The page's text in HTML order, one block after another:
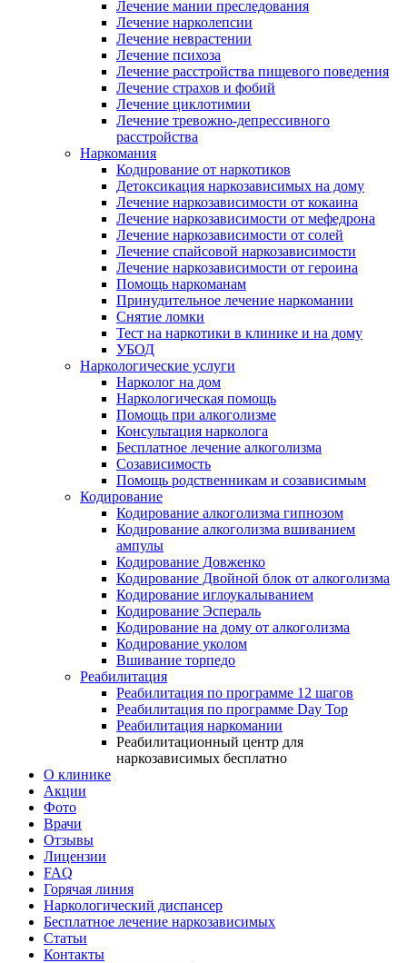
Лечение мании преследования
Лечение нарколепсии
Лечение неврастении
Лечение психоза
Лечение расстройства пищевого поведения
Лечение страхов и фобий
Лечение циклотимии
Лечение тревожно-депрессивного
расстройства
Наркомания
Кодирование от наркотиков
Детоксикация наркозависимых на дому
Лечение наркозависимости от кокаина
Лечение наркозависимости от мефедрона
Лечение наркозависимости от солей
Лечение спайсовой наркозависимости
Лечение наркозависимости от героина
Помощь наркоманам
Принудительное лечение наркомании
Снятие ломки
Тест на наркотики в клинике и на дому
УБОД
Наркологические услуги
Нарколог на дом
Наркологическая помощь
Помощь при алкоголизме
Консультация нарколога
Бесплатное лечение алкоголизма
Созависимость
Помощь родственникам и созависимым
Кодирование
Кодирование алкоголизма гипнозом
Кодирование алкоголизма вшиванием
ампулы
Кодирование Довженко
Кодирование Двойной блок от алкоголизма
Кодирование иглоукалыванием
Кодирование Эспераль
Кодирование на дому от алкоголизма
Кодирование уколом
Вшивание торпедо
Реабилитация
Реабилитация по программе 12 шагов
Реабилитация по программе Day Top
Реабилитация наркомании
Реабилитационный центр для
наркозависимых бесплатно
О клинике
Акции
Фото
Врачи
Отзывы
Лицензии
FAQ
Горячая линия
Наркологический диспансер
Бесплатное лечение наркозависимых
Статьи
Контакты